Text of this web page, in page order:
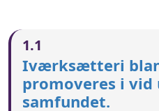
1.1
Iværksætteri
promoveres i
samfundet.